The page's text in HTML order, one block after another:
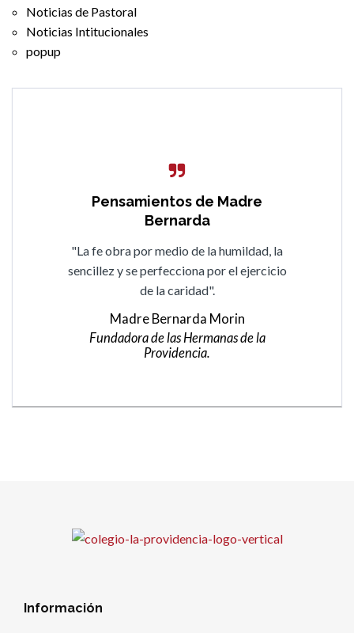
Noticias de Pastoral
Noticias Intitucionales
popup
Pensamientos de Madre
Bernarda
"La fe obra por medio de la humildad, la
sencillez y se perfecciona por el ejercicio
de la caridad".
Madre Bernarda Morin
Fundadora de las Hermanas de la
Providencia.
Información